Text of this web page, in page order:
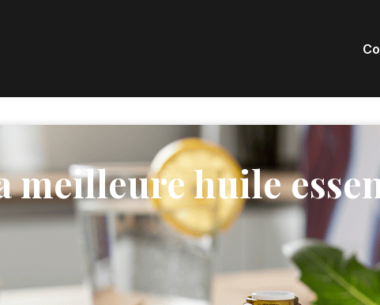
meilleure huile